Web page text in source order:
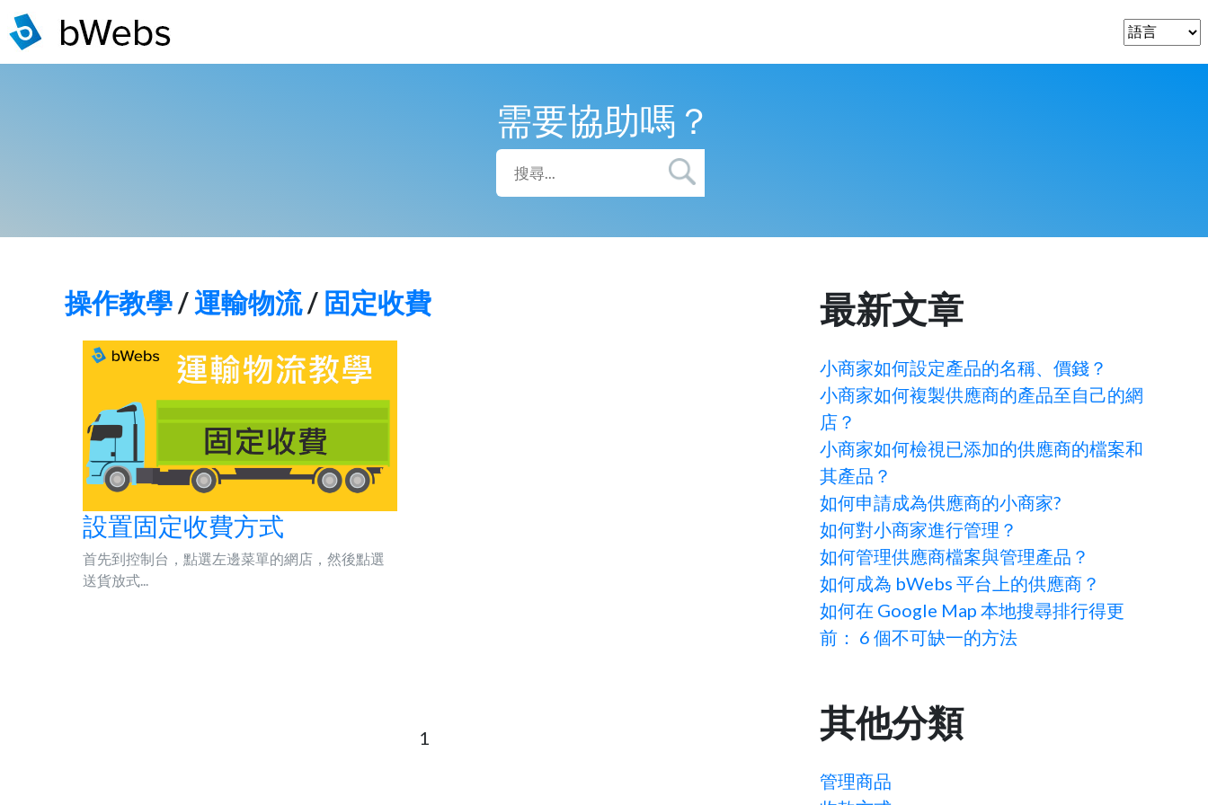
需要協助嗎？
操作教學/運輸物流/ 固定收費
設置固定收費方式
首先到控制台，點選左邊菜單的網店，然後點選
送貨放式...
1
最新文章
小商家如何設定產品的名稱、價錢？
小商家如何複製供應商的產品至自己的網
店？
小商家如何檢視已添加的供應商的檔案和
其產品？
如何申請成為供應商的小商家?
如何對小商家進行管理？
如何管理供應商檔案與管理產品？
如何成為 bWebs 平台上的供應商？
如何在 Google Map 本地搜尋排行得更
前： 6 個不可缺一的方法
其他分類
管理商品